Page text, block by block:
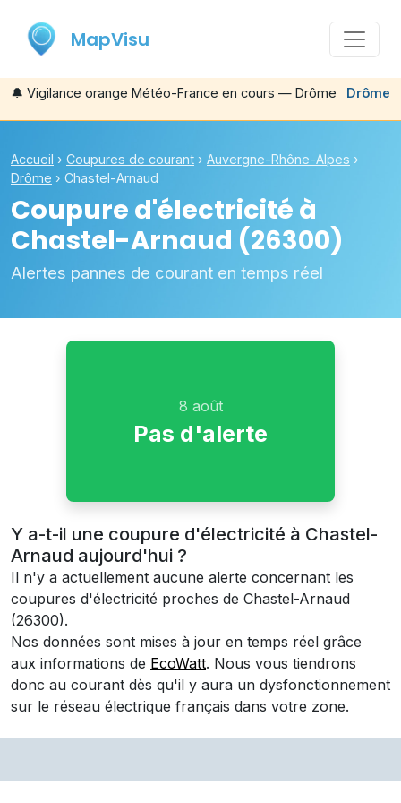
MapVisu
🔔 Vigilance orange Météo-France en cours — Drôme Drôme
Accueil › Coupures de courant › Auvergne-Rhône-Alpes ›
Drôme › Chastel-Arnaud
Coupure d'électricité à
Chastel-Arnaud (26300)
Alertes pannes de courant en temps réel
8 août
Pas d'alerte
Y a-t-il une coupure d'électricité à Chastel-
Arnaud aujourd'hui ?
Il n'y a actuellement aucune alerte concernant les
coupures d'électricité proches de Chastel-Arnaud
(26300).
Nos données sont mises à jour en temps réel grâce
aux informations de EcoWatt. Nous vous tiendrons
donc au courant dès qu'il y aura un dysfonctionnement
sur le réseau électrique français dans votre zone.